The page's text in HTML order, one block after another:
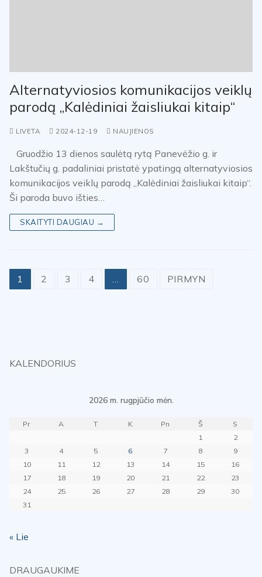
Alternatyviosios komunikacijos veiklų
parodą „Kalėdiniai žaisliukai kitaip“
LIVETA 2024-12-19 NAUJIENOS
Gruodžio 13 dienos saulėtą rytą Panevėžio g. ir
Lakštučių g. padaliniai pristatė ypatingą alternatyviosios
komunikacijos veiklų parodą „Kalėdiniai žaisliukai kitaip“.
Ši paroda buvo išties…
SKAITYTI DAUGIAU →
Posts
1 2 3 4 60 PIRMYN
KALENDORIUS
2026 m. rugpjūčio mėn.
Pr A T K Pn Š
S
1
2
3
4 5 6 7 8
9
10
11 12 13 14 15
16
17
18 19 20 21 22
23
24
25 26 27 28 29
30
31
« Lie
DRAUGAUKIME